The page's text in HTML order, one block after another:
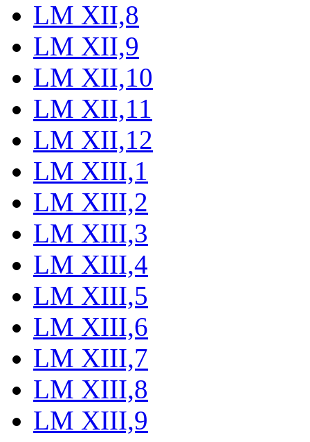
LM XII,8
LM XII,9
LM XII,10
LM XII,11
LM XII,12
LM XIII,1
LM XIII,2
LM XIII,3
LM XIII,4
LM XIII,5
LM XIII,6
LM XIII,7
LM XIII,8
LM XIII,9